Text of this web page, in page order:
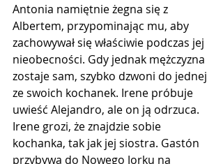
Antonia namiętnie żegna się z
Albertem, przypominając mu, aby
zachowywał się właściwie podczas jej
nieobecności. Gdy jednak mężczyzna
zostaje sam, szybko dzwoni do jednej
ze swoich kochanek. Irene próbuje
uwieść Alejandro, ale on ją odrzuca.
Irene grozi, że znajdzie sobie
kochanka, tak jak jej siostra. Gastón
przybywa do Nowego Jorku na